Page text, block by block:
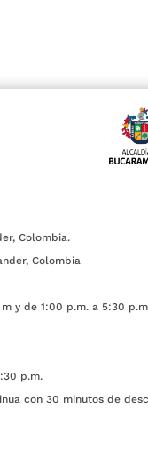
Colombia.
Colombia
y de 1:00 p.m. a 5:30
p.m.
30 minutos de